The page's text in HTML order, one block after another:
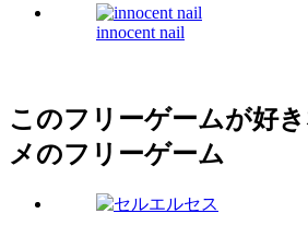
innocent nail
このフリーゲームが好
メのフリーゲーム